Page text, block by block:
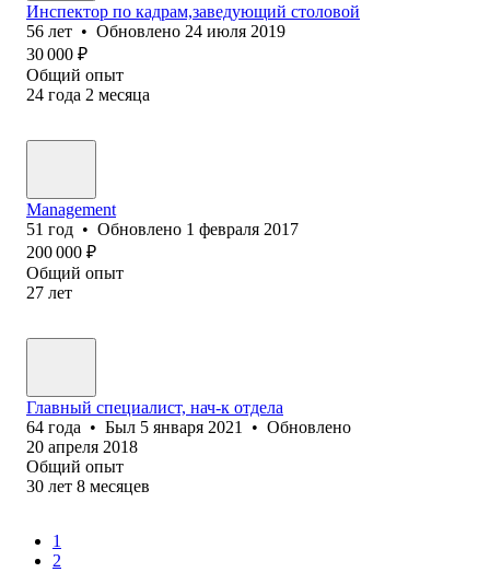
Инспектор по кадрам,заведующий столовой
56 лет • Обновлено 24 июля 2019
30 000 ₽
Общий опыт
24 года 2 месяца
Management
51 год • Обновлено 1 февраля 2017
200 000 ₽
Общий опыт
27 лет
Главный специалист, нач-к отдела
64 года • Был 5 января 2021 • Обновлено
20 апреля 2018
Общий опыт
30 лет 8 месяцев
1
2